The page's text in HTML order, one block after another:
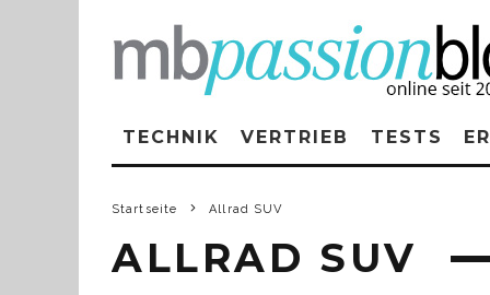
TECHNIK VERTRIEB TESTS
Startseite Allrad SUV
ALLRAD SUV